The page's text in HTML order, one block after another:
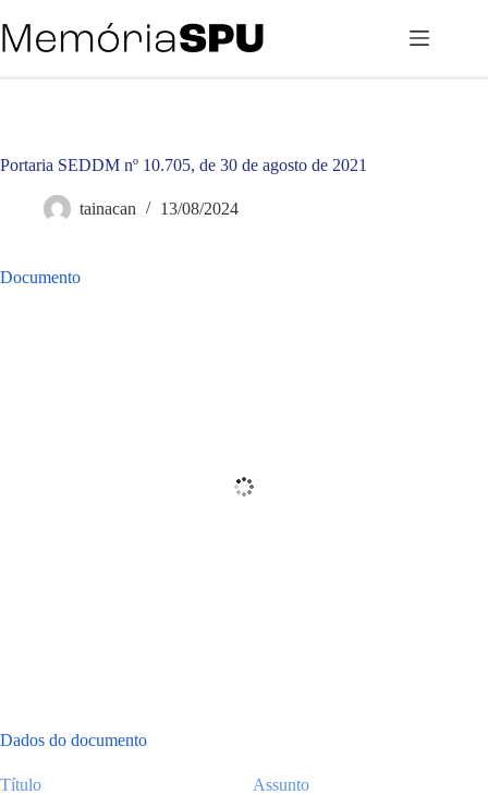
para
o
Portaria SEDDM nº 10.705, de 30 de agosto de 2021
tainacan 13/08/2024
Documento
Dados do documento
Título Assunto